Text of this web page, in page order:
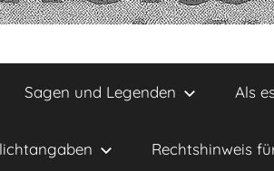
Sagen und Legenden Als
Rechtshinweis